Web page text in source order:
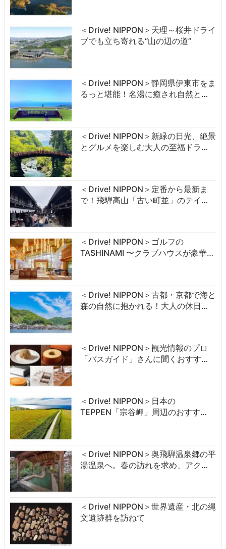
＜Drive! NIPPON＞天理～桜井ドライ
ブでも立ち寄れる“山の辺の道”
＜Drive! NIPPON＞静岡県伊東市をま
るっと堪能！名湯に癒され自然と…
＜Drive! NIPPON＞新緑の日光、絶景
とグルメを楽しむ大人の至福ドラ…
＜Drive! NIPPON＞定番から最新ま
で！飛騨高山「古い町並」のテイ…
＜Drive! NIPPON＞ゴルフの
TASHINAMI 〜クラブハウスが豪華…
＜Drive! NIPPON＞古都・京都で海と
森の自然に抱かれる！大人の休日…
＜Drive! NIPPON＞観光情報のプロ
「バスガイド」さんに聞くおすす…
＜Drive! NIPPON＞日本の
TEPPEN「宗谷岬」周辺のおすす…
＜Drive! NIPPON＞奥飛騨温泉郷の平
湯温泉へ。春の訪れを求め、アク…
＜Drive! NIPPON＞世界遺産・北の縄
文遺跡群を訪ねて